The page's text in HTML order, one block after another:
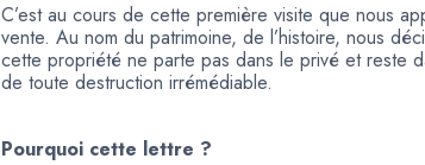
C’est au cours de cette première visite que nous
vente. Au nom du patrimoine, de l’histoire, nous
cette propriété ne parte pas dans le privé et reste
de toute destruction irrémédiable.
Pourquoi cette lettre ?